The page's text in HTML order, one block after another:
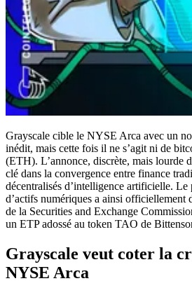
Grayscale cible le NYSE Arca avec un
inédit, mais cette fois il ne s’agit ni de
(ETH). L’annonce, discrète, mais lourde
clé dans la convergence entre finance
décentralisés d’intelligence artificielle.
d’actifs numériques a ainsi officiellement
de la Securities and Exchange
un ETP adossé au token TAO de
Grayscale veut coter la
NYSE Arca